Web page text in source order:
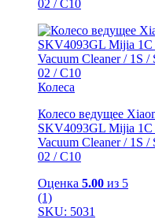
02 / С10
Колеса
Колесо ведущее
SKV4093GL Mijia 1C
Vacuum Cleaner / 1S /
02 / С10
Оценка 5.00 из 5
(1)
SKU: 5031